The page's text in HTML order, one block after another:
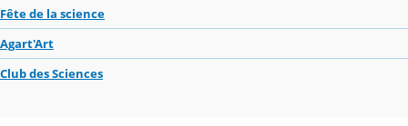
Fête de la science
Agart'Art
Club des Sciences